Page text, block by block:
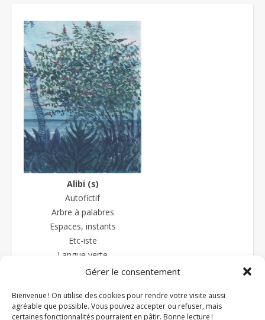
Gérer le consentement
Bienvenue ! On utilise des cookies pour rendre votre visite aussi
agréable que possible. Vous pouvez accepter ou refuser, mais
certaines fonctionnalités pourraient en pâtir. Bonne lecture !
Alibi (s)
Autofictif
Arbre à palabres
Espaces, instants
Etc-iste
Langue verte
La langue sauce-piquante
Textures
Zazipo